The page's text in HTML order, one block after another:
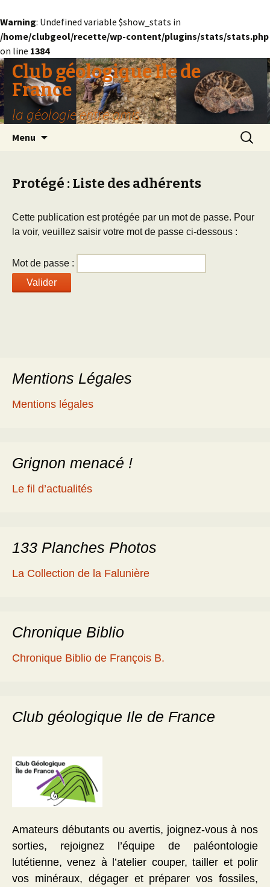
Warning: Undefined variable $show_stats in
/home/clubgeol/recette/wp-content/plugins/stats/stats.php
on line 1384
Club géologique Ile de
France
la géologie entre amis
Menu
Protégé : Liste des adhérents
Cette publication est protégée par un mot de passe. Pour
la voir, veuillez saisir votre mot de passe ci-dessous :
Mot de passe :
Mentions Légales
Mentions légales
Grignon menacé !
Le fil d’actualités
133 Planches Photos
La Collection de la Falunière
Chronique Biblio
Chronique Biblio de François B.
Club géologique Ile de France
Amateurs débutants ou avertis, joignez-vous à nos
sorties, rejoignez l’équipe de paléontologie
lutétienne, venez à l’atelier couper, tailler et polir
vos minéraux, dégager et préparer vos fossiles,